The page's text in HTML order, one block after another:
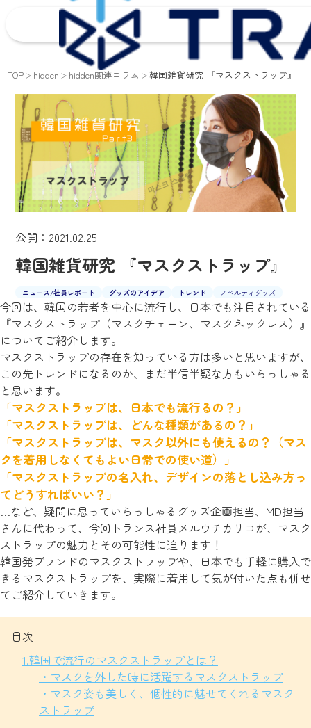
TOP hidden hidden関連コラム 韓国雑貨研究 『マスクストラップ』
公開：2021.02.25
韓国雑貨研究 『マスクストラップ』
ニュース/社員レポート グッズのアイデア トレンド ノベルティグッズ
今回は、韓国の若者を中心に流行し、日本でも注目されている
『マスクストラップ（マスクチェーン、マスクネックレス）』
についてご紹介します。
マスクストラップの存在を知っている方は多いと思いますが、
この先トレンドになるのか、まだ半信半疑な方もいらっしゃる
と思います。
「マスクストラップは、日本でも流行るの？」
「マスクストラップは、どんな種類があるの？」
「マスクストラップは、マスク以外にも使えるの？（マス
クを着用しなくてもよい日常での使い道）」
「マスクストラップの名入れ、デザインの落とし込み方っ
てどうすればいい？」
…など、疑問に思っていらっしゃるグッズ企画担当、MD担当
さんに代わって、今回トランス社員メルウチカリコが、マスク
ストラップの魅力とその可能性に迫ります！
韓国発ブランドのマスクストラップや、日本でも手軽に購入で
きるマスクストラップを、実際に着用して気が付いた点も併せ
てご紹介していきます。
目次
1.韓国で流行のマスクストラップとは？
・マスクを外した時に活躍するマスクストラップ
・マスク姿も美しく、個性的に魅せてくれるマスク
ストラップ